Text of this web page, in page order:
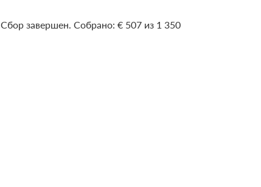
Сбор завершен. Собрано: € 507 из 1 350